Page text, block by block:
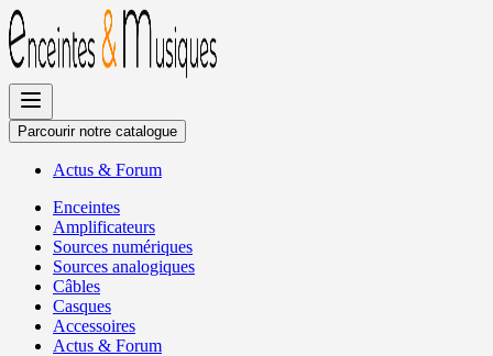
Allez
au
contenu
Parcourir notre catalogue
Actus & Forum
Enceintes
Amplificateurs
Sources numériques
Sources analogiques
Câbles
Casques
Accessoires
Actus & Forum